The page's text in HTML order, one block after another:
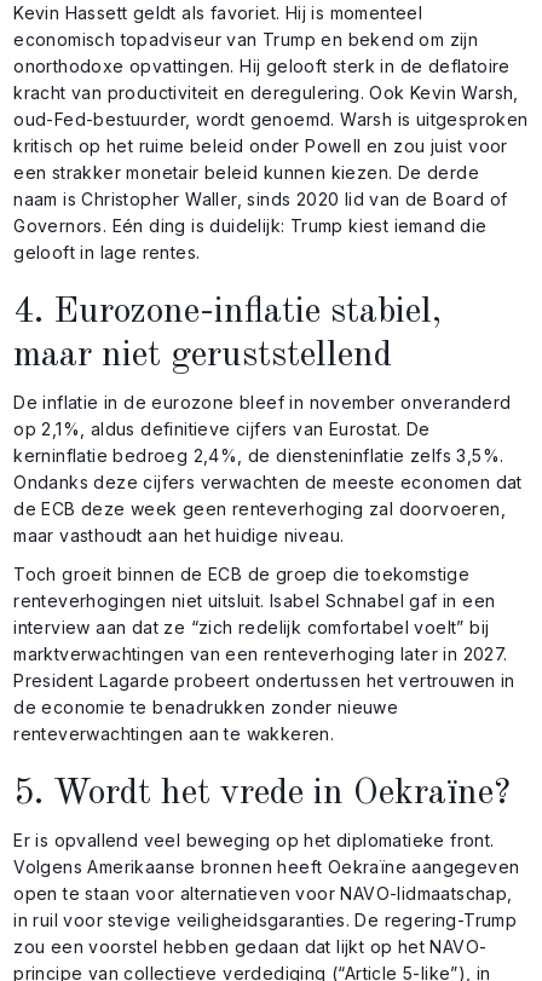
Kevin Hassett geldt als favoriet. Hij is momenteel
economisch topadviseur van Trump en bekend om zijn
onorthodoxe opvattingen. Hij gelooft sterk in de deflatoire
kracht van productiviteit en deregulering. Ook Kevin Warsh,
oud-Fed-bestuurder, wordt genoemd. Warsh is uitgesproken
kritisch op het ruime beleid onder Powell en zou juist voor
een strakker monetair beleid kunnen kiezen. De derde
naam is Christopher Waller, sinds 2020 lid van de Board of
Governors. Eén ding is duidelijk: Trump kiest iemand die
gelooft in lage rentes.
4. Eurozone-inflatie stabiel,
maar niet geruststellend
De inflatie in de eurozone bleef in november onveranderd
op 2,1%, aldus definitieve cijfers van Eurostat. De
kerninflatie bedroeg 2,4%, de diensteninflatie zelfs 3,5%.
Ondanks deze cijfers verwachten de meeste economen dat
de ECB deze week geen renteverhoging zal doorvoeren,
maar vasthoudt aan het huidige niveau.
Toch groeit binnen de ECB de groep die toekomstige
renteverhogingen niet uitsluit. Isabel Schnabel gaf in een
interview aan dat ze “zich redelijk comfortabel voelt” bij
marktverwachtingen van een renteverhoging later in 2027.
President Lagarde probeert ondertussen het vertrouwen in
de economie te benadrukken zonder nieuwe
renteverwachtingen aan te wakkeren.
5. Wordt het vrede in Oekraïne?
Er is opvallend veel beweging op het diplomatieke front.
Volgens Amerikaanse bronnen heeft Oekraïne aangegeven
open te staan voor alternatieven voor NAVO-lidmaatschap,
in ruil voor stevige veiligheidsgaranties. De regering-Trump
zou een voorstel hebben gedaan dat lijkt op het NAVO-
principe van collectieve verdediging (“Article 5-like”), in